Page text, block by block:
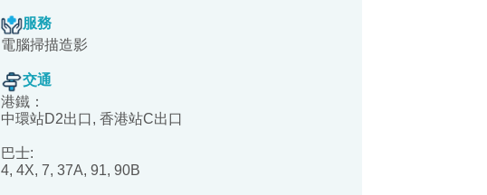
服務
電腦掃描造影
交通
港鐵：
中環站D2出口, 香港站C出口
巴士:
4, 4X, 7, 37A, 91, 90B